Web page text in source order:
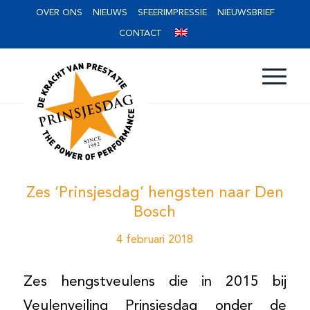
OVER ONS NIEUWS SFEERIMPRESSIE NIEUWSBRIEF
CONTACT
Zes ‘Prinsjesdag’ hengsten naar Den
Bosch
4 februari 2018
Zes hengstveulens die in 2015 bij
Veulenveiling Prinsjesdag onder de